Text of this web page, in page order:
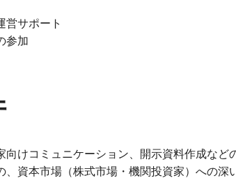
サポート
参加
向けコミュニケーション、開示資料作成など
、資本市場（株式市場・機関投資家）への深